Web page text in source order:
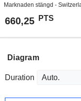
Marknaden stängd -
660,25 PTS
Diagram
Duration